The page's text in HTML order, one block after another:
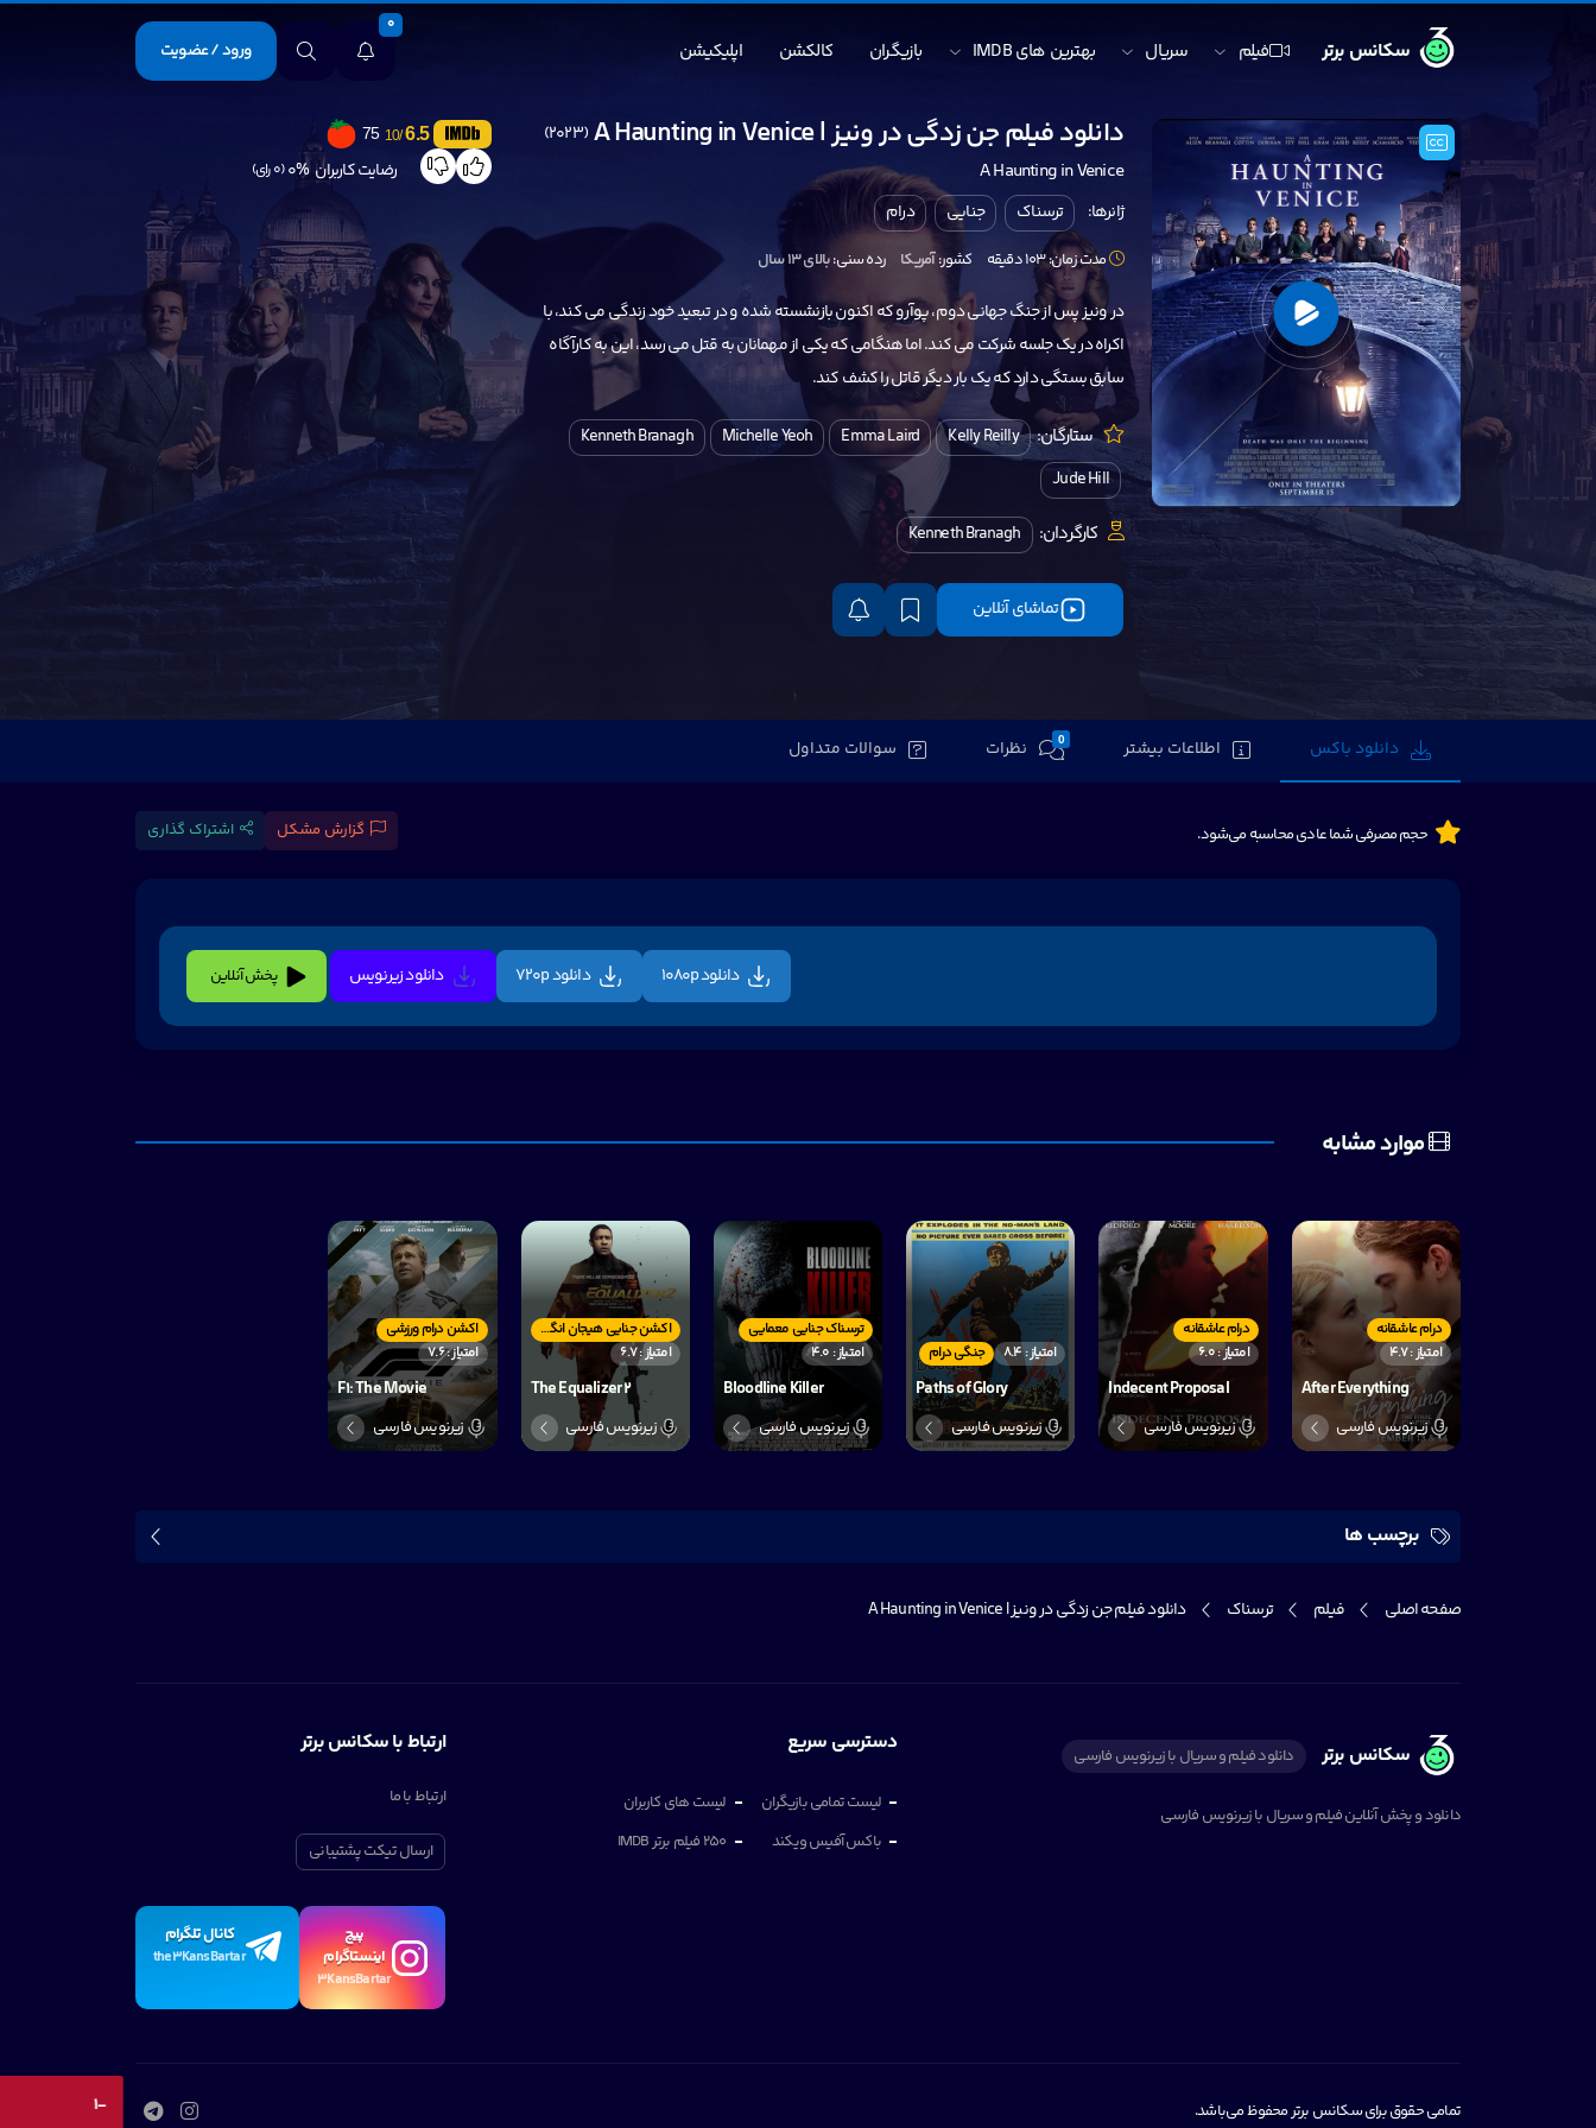
سکانس برتر فیلم سریال بهترین های IMDB بازیگران کالکشن اپلیکیشن
0
ورود / عضویت
دانلود فیلم جن زدگی در ونیز | A Haunting in Venice (2023)
A Haunting in Venice
ژانرها: ترسناک جنایی درام
مدت زمان: 103 دقیقه کشور:آمریکا رده سنی:بالای ۱۳ سال
در ونیز پس از جنگ جهانی دوم، پوآرو که اکنون بازنشسته شده و در تبعید خود زندگی می کند، با
اکراه در یک جلسه شرکت می کند. اما هنگامی که یکی از مهمانان به قتل می رسد، این به کارآگاه
سابق بستگی دارد که یک بار دیگر قاتل را کشف کند.
ستارگان: Kelly Reilly
Emma Laird
Michelle Yeoh
Kenneth Branagh
Jude Hill
کارگردان: Kenneth Branagh
تماشای آنلاین
6.5
/10
75
رضایت کاربران 0% (0 رای)
دانلود باکس اطلاعات بیشتر 0 نظرات سوالات متداول
حجم مصرفی شما عادی محاسبه می‌شود. گزارش مشکل اشتراک گذاری
دانلود 1080p دانلود 720p دانلود زیرنویس پخش آنلاین
موارد مشابه
درام عاشقانه
امتیاز : 4.7
After Everything
زیرنویس فارسی
درام عاشقانه
امتیاز : 6.0
Indecent Proposal
زیرنویس فارسی
جنگی درام امتیاز : 8.4
Paths of Glory
زیرنویس فارسی
ترسناک جنایی معمایی
امتیاز : 4.0
Bloodline Killer
زیرنویس فارسی
اکشن جنایی هیجان انگیر
امتیاز : 6.7
The Equalizer 2
زیرنویس فارسی
اکشن درام ورزشی
امتیاز : 7.6
F1: The Movie
زیرنویس فارسی
برچسب ها
صفحه اصلی فیلم ترسناک دانلود فیلم جن زدگی در ونیز | A Haunting in Venice
سکانس برتر دانلود فیلم و سریال با زیرنویس فارسی
دانلود و پخش آنلاین فیلم و سریال با زیرنویس فارسی
دسترسی سریع
لیست تمامی بازیگران
لیست های کاربران
باکس آفیس ویکند
250 فیلم برتر IMDB
ارتباط با سکانس برتر
ارتباط با ما
ارسال تیکت پشتیبانی
پیچ
اینستاگرام
3KansBartar
کانال تلگرام
the3KansBartar
تمامی حقوق برای سکانس برتر محفوظ می‌باشد.